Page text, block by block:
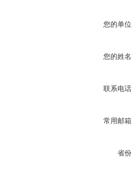
您的单位
您的姓名
联系电话
常用邮箱
省份